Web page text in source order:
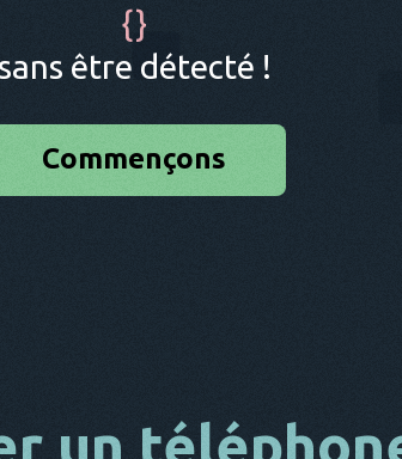
{}
sans être détecté !
Commençons
un